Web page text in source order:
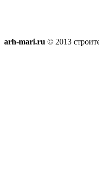
arh-mari.ru © 2013